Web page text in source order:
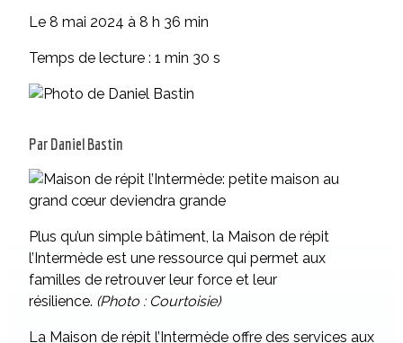
Le 8 mai 2024 à 8 h 36 min
Temps de lecture : 1 min 30 s
Par Daniel Bastin
Plus qu’un simple bâtiment, la Maison de répit
l’Intermède est une ressource qui permet aux
familles de retrouver leur force et leur
résilience. (Photo : Courtoisie)
La Maison de répit l’Intermède offre des services aux